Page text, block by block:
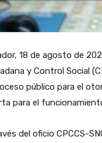
18 de agosto de
y Control Social
público para el
para el
del oficio CPCCS-